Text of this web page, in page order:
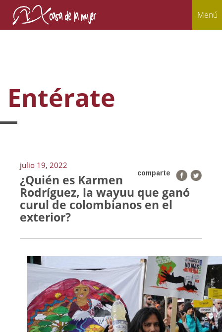
Menú
Entérate
julio 19, 2022
comparte
¿Quién es Karmen
Rodríguez, la wayuu que ganó
curul de colombianos en el
exterior?